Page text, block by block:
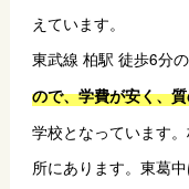
えています。
東武線 柏駅 徒歩6分の
ので、学費が安く、
学校となっています
所にあります。 東葛